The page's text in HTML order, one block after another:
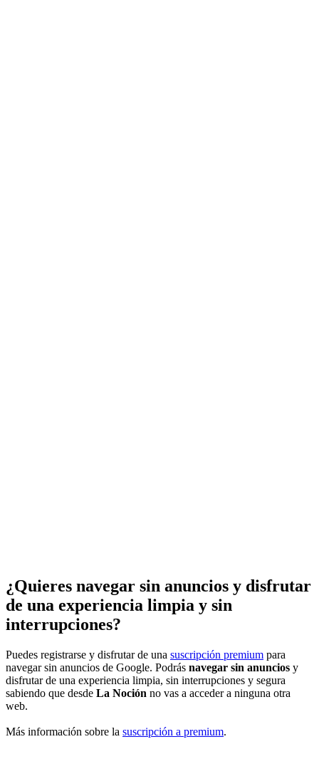
¿Quieres navegar sin anuncios y disfrutar
de una experiencia limpia y sin
interrupciones?
Puedes registrarse y disfrutar de una suscripción premium para
navegar sin anuncios de Google. Podrás navegar sin anuncios y
disfrutar de una experiencia limpia, sin interrupciones y segura
sabiendo que desde La Noción no vas a acceder a ninguna otra
web.
Más información sobre la suscripción a premium.